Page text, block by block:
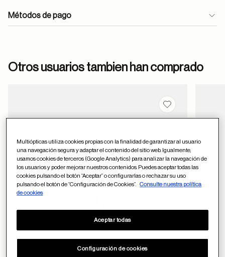
ayuda
Métodos de pago
Otros usuarios tambien han comprado
Guardar en
Multiópticas utiliza cookies propias con la finalidad de garantizar al usuario
una navegación segura y adaptar el contenido del sitio web. Igualmente,
usamos cookies de terceros (Google Analytics) para analizar la navegación de
los usuarios y poder mejorar nuestros contenidos. Puedes aceptar todas las
cookies pulsando el botón “Aceptar” o configurarlas o rechazar su uso
pulsando el botón de “Configuración de Cookies”.
Consulte nuestra política
de cookies
Configuración de cookies
Aceptar todas